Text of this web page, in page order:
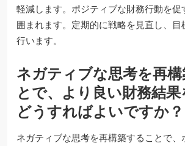
軽減します。ポジティブな財務行動を促
囲まれます。定期的に戦略を見直し、目
行います。
ネガティブな思考を再
とで、より良い財務結
どうすればよいですか？
ネガティブな思考を再構築することで、